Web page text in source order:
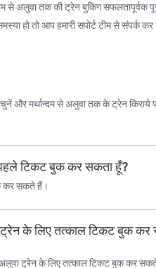
से अलुवा तक की ट्रेन बुकिंग सफलतापूर्वक
हो तो आप हमारी सपोर्ट टीम से संपर्क
मर्थान्दम से अलुवा तक के ट्रेन किराये पर
टिकट बुक कर सकता हूँ?
कर सकते हैं।
के लिए तत्काल टिकट बुक कर
ट्रेन के लिए तत्काल टिकट बुक कर